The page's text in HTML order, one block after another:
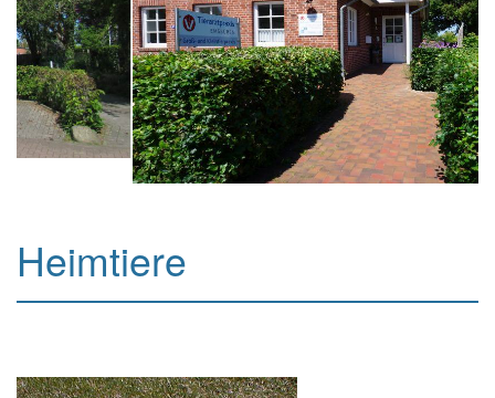
Großtierpraxis
Kontakt & Anfahrt
Heimtiere